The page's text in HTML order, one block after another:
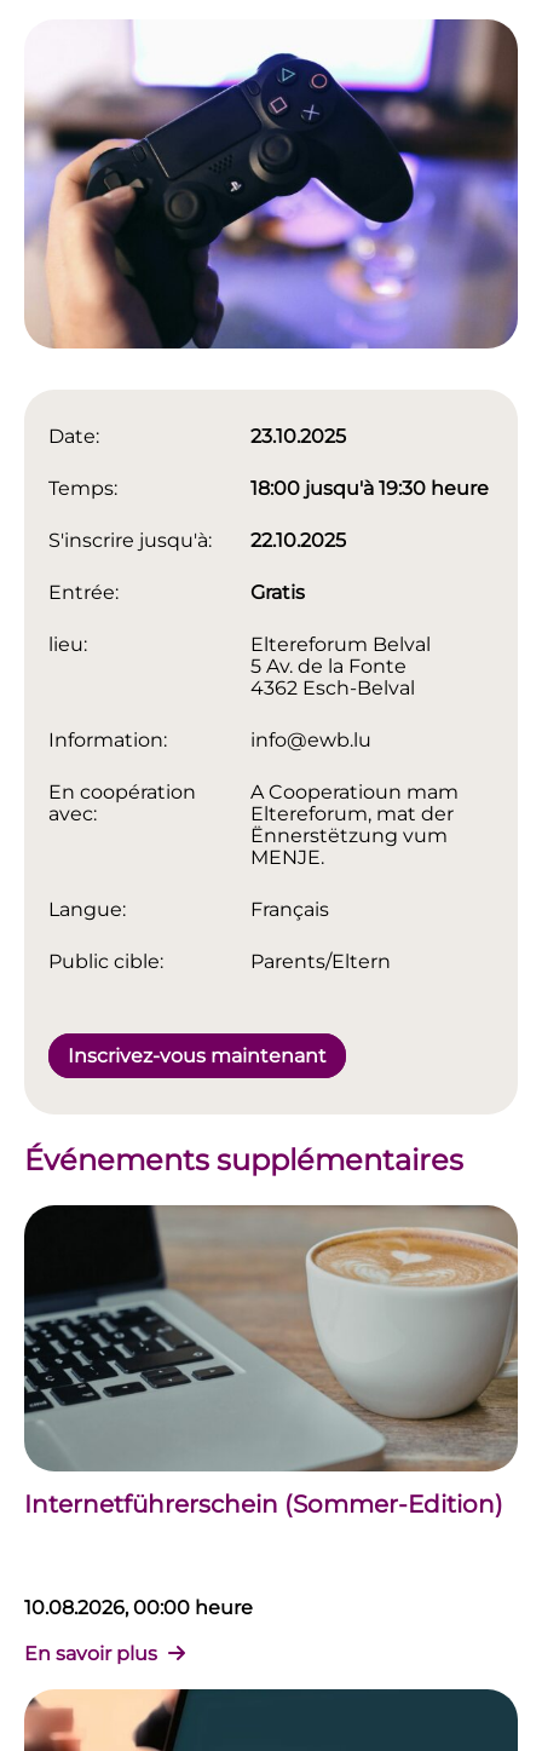
Date: 23.10.2025
Temps: 18:00 jusqu'à 19:30 heure
S'inscrire jusqu'à: 22.10.2025
Entrée: Gratis
lieu:
Eltereforum Belval
5 Av. de la Fonte
4362 Esch-Belval
Information: info@ewb.lu
En coopération
avec:
A Cooperatioun mam
Eltereforum, mat der
Ënnerstëtzung vum
MENJE.
Langue: Français
Public cible: Parents/Eltern
Inscrivez-vous maintenant
Événements supplémentaires
Internetführerschein (Sommer-Edition)
10.08.2026, 00:00 heure
En savoir plus